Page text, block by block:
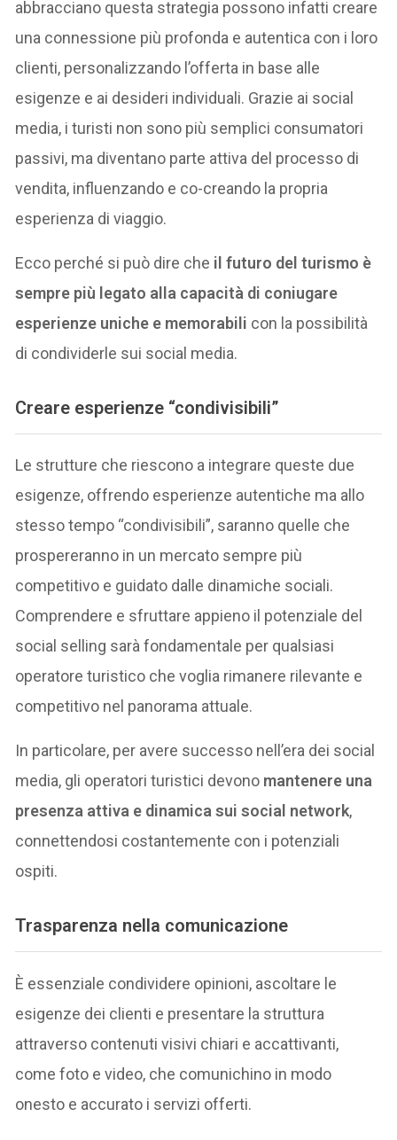
abbracciano questa strategia possono infatti creare
una connessione più profonda e autentica con i loro
clienti, personalizzando l’offerta in base alle
esigenze e ai desideri individuali. Grazie ai social
media, i turisti non sono più semplici consumatori
passivi, ma diventano parte attiva del processo di
vendita, influenzando e co-creando la propria
esperienza di viaggio.
Ecco perché si può dire che il futuro del turismo è
sempre più legato alla capacità di coniugare
esperienze uniche e memorabili con la possibilità
di condividerle sui social media.
Creare esperienze “condivisibili”
Le strutture che riescono a integrare queste due
esigenze, offrendo esperienze autentiche ma allo
stesso tempo “condivisibili”, saranno quelle che
prospereranno in un mercato sempre più
competitivo e guidato dalle dinamiche sociali.
Comprendere e sfruttare appieno il potenziale del
social selling sarà fondamentale per qualsiasi
operatore turistico che voglia rimanere rilevante e
competitivo nel panorama attuale.
In particolare, per avere successo nell’era dei social
media, gli operatori turistici devono mantenere una
presenza attiva e dinamica sui social network,
connettendosi costantemente con i potenziali
ospiti.
Trasparenza nella comunicazione
È essenziale condividere opinioni, ascoltare le
esigenze dei clienti e presentare la struttura
attraverso contenuti visivi chiari e accattivanti,
come foto e video, che comunichino in modo
onesto e accurato i servizi offerti.